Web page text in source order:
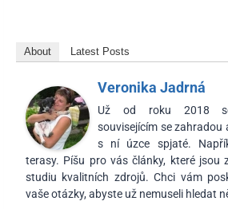
About Latest Posts
Veronika Jadrná
Už od roku 2018
souvisejícím se zahradou
s ní úzce spjaté.
terasy. Píšu pro vás články, které jsou
studiu kvalitních zdrojů. Chci vám
vaše otázky, abyste už nemuseli hledat